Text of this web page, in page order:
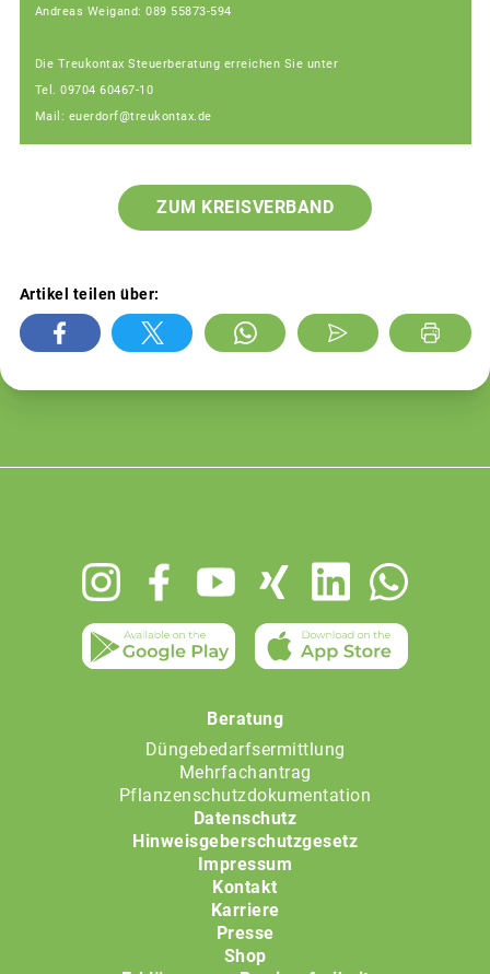
Andreas Weigand: 089 55873-594
Die Treukontax Steuerberatung erreichen Sie unter
Tel. 09704 60467-10
Mail: euerdorf@treukontax.de
ZUM KREISVERBAND
Artikel teilen über:
Beratung
Düngebedarfsermittlung
Mehrfachantrag
Pflanzenschutzdokumentation
Datenschutz
Hinweisgeberschutzgesetz
Impressum
Kontakt
Karriere
Presse
Shop